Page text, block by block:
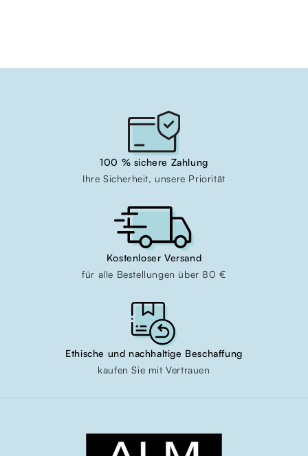
100 % sichere Zahlung
Ihre Sicherheit, unsere Priorität
Kostenloser Versand
für alle Bestellungen über 80 €
Ethische und nachhaltige Beschaffung
kaufen Sie mit Vertrauen